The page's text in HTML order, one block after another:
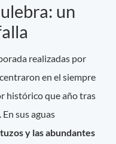
un
realizadas por
en el siempre
histórico que año tras
sus aguas
y las abundantes